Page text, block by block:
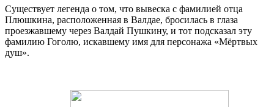
Существует легенда о том, что вывеска с фамилией отца
Плюшкина, расположенная в Валдае, бросилась в глаза
проезжавшему через Валдай Пушкину, и тот подсказал эту
фамилию Гоголю, искавшему имя для персонажа «Мёртвых
душ».